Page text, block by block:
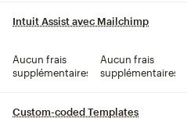
Intuit Assist avec Mailchimp
Aucun frais
supplémentaires
Aucun frais
supplémentaires
Custom-coded Templates